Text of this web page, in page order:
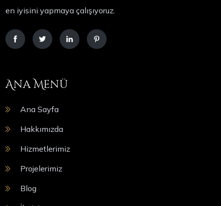
en iyisini yapmaya çalışıyoruz.
Ana Menü
Ana Sayfa
Hakkımızda
Hizmetlerimiz
Projelerimiz
Blog